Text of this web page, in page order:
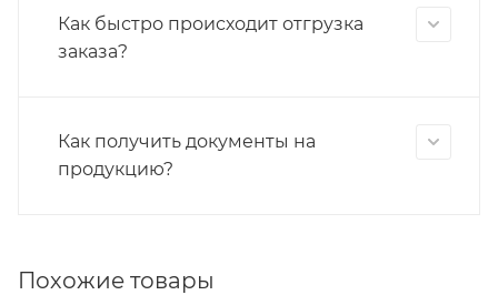
Как быстро происходит отгрузка
заказа?
Как получить документы на
продукцию?
Похожие товары